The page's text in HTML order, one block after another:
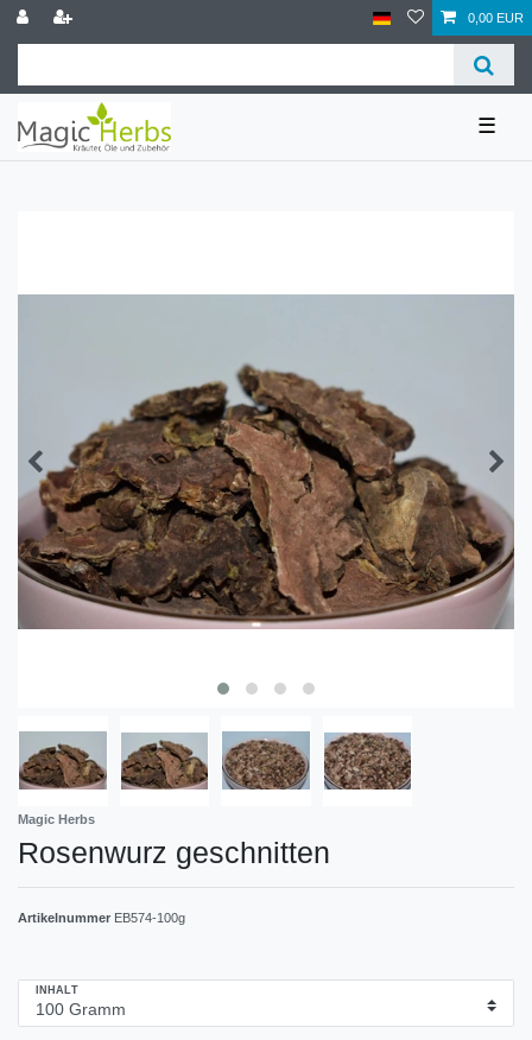
0,00 EUR
☰
Magic Herbs
Rosenwurz geschnitten
Artikelnummer EB574-100g
INHALT